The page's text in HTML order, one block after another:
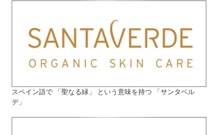
スペイン語で 「聖なる緑」 という意味を持つ 「サンタベル
デ」